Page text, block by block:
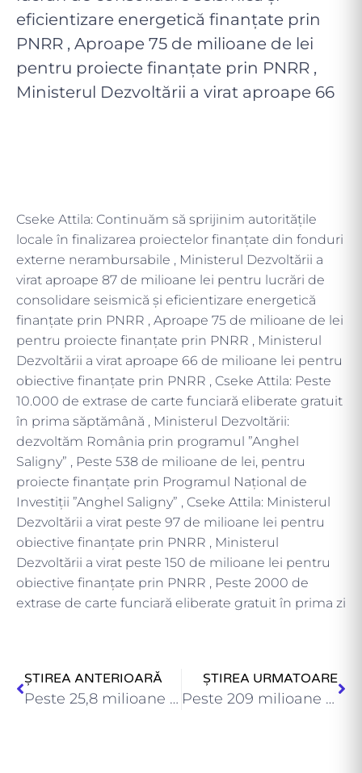
eficientizare energetică finanțate prin
PNRR , Aproape 75 de milioane de lei
pentru proiecte finanțate prin PNRR ,
Ministerul Dezvoltării a virat aproape 66
Cseke Attila: Continuăm să sprijinim autoritățile
locale în finalizarea proiectelor finanțate din fonduri
externe nerambursabile , Ministerul Dezvoltării a
virat aproape 87 de milioane lei pentru lucrări de
consolidare seismică și eficientizare energetică
finanțate prin PNRR , Aproape 75 de milioane de lei
pentru proiecte finanțate prin PNRR , Ministerul
Dezvoltării a virat aproape 66 de milioane lei pentru
obiective finanțate prin PNRR , Cseke Attila: Peste
10.000 de extrase de carte funciară eliberate gratuit
în prima săptămână , Ministerul Dezvoltării:
dezvoltăm România prin programul ”Anghel
Saligny” , Peste 538 de milioane de lei, pentru
proiecte finanțate prin Programul Național de
Investiții ”Anghel Saligny” , Cseke Attila: Ministerul
Dezvoltării a virat peste 97 de milioane lei pentru
obiective finanțate prin PNRR , Ministerul
Dezvoltării a virat peste 150 de milioane lei pentru
obiective finanțate prin PNRR , Peste 2000 de
extrase de carte funciară eliberate gratuit în prima zi
ȘTIREA ANTERIOARĂ
Peste 25,8 milioane de lei pentru proiecte finanțate prin PNRR…
ȘTIREA URMATOARE
Peste 209 milioane de lei, pentru proiecte finanțate prin Programul…